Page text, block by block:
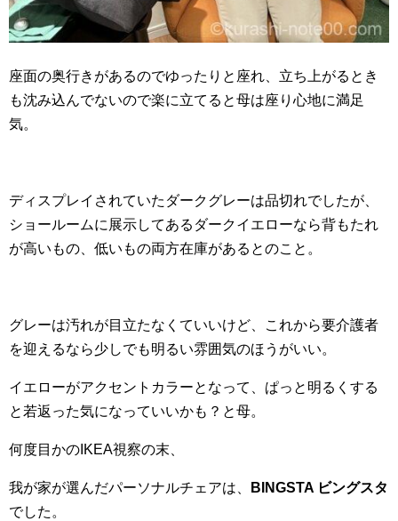
座面の奥行きがあるのでゆったりと座れ、立ち上がるとき
も沈み込んでないので楽に立てると母は座り心地に満足
気。
ディスプレイされていたダークグレーは品切れでしたが、
ショールームに展示してあるダークイエローなら背もたれ
が高いもの、低いもの両方在庫があるとのこと。
グレーは汚れが目立たなくていいけど、これから要介護者
を迎えるなら少しでも明るい雰囲気のほうがいい。
イエローがアクセントカラーとなって、ぱっと明るくする
と若返った気になっていいかも？と母。
何度目かのIKEA視察の末、
我が家が選んだパーソナルチェアは、
BINGSTA ビングスタ
でした。